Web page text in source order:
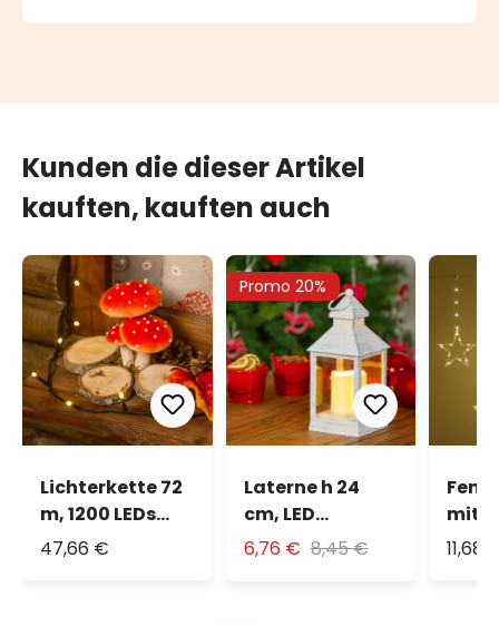
Kunden die dieser Artikel
kauften, kauften auch
Lichterkette 72
m, 1200 LEDs
warmweiß,
47,66 €
Promo 20%
Laterne h 24
cm, LED
warmweiß
6,76 € 8,45 €
mit
11,68